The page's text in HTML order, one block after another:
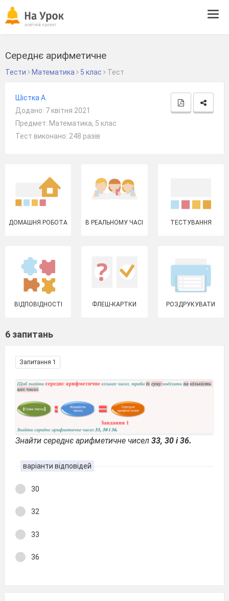
Середнє арифметичне
Тести Математика 5 клас Тест
Шістка А.
Додано: 7 квітня 2021
Предмет: Математика, 5 клас
Тест виконано: 248 разів
ДОМАШНЯ РОБОТА В РЕАЛЬНОМУ ЧАСІ ТЕСТУВАННЯ
ВІДПОВІДНОСТІ ФЛЕШ-КАРТКИ РОЗДРУКУВАТИ
6 запитань
Запитання 1
Знайти середнє арифметичне чисел 33, 30 і 36.
варіанти відповідей
30
32
33
36